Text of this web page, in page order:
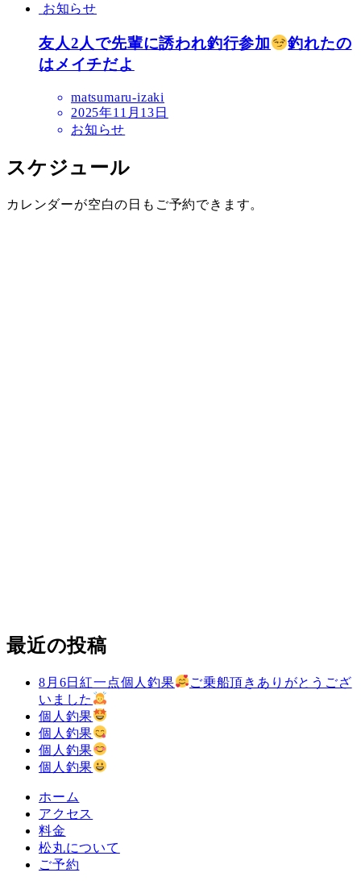
お知らせ
友人2人で先輩に誘われ釣行参加
釣れたの
はメイチだよ
matsumaru-izaki
2025年11月13日
お知らせ
スケジュール
カレンダーが空白の日もご予約できます。
最近の投稿
8月6日紅一点個人釣果
ご乗船頂きありがとうござ
いました
個人釣果
個人釣果
個人釣果
個人釣果
ホーム
アクセス
料金
松丸について
ご予約